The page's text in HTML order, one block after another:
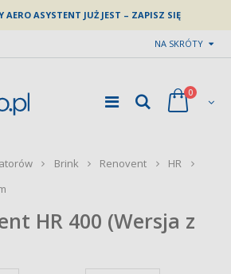
AERO ASYSTENT JUŻ JEST – ZAPISZ SIĘ
NA SKRÓTY
0
Brink Renovent
HR
HR 400 (Wersja z